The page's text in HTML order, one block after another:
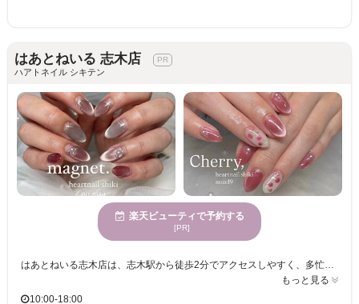
はあとねいる 志木店
ハアトネイル シキテン
楽天ビューティで予約する
[PR]
もっと見る
10:00-18:00